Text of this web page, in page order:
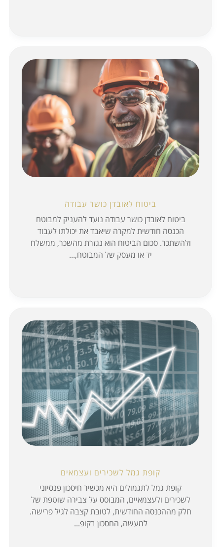
ביטוח לאובדן כושר עבודה
ביטוח לאובדן כושר עבודה נועד להעניק למבוטח
הכנסה חודשית למקרה שיאבד את יכולתו לעבוד
ולהשתכר. סכום הביטוח הוא נגזרת מהשכר, ממשלח
יד או מעסק של המבוטח,...
קופת גמל לשכירים ועצמאים
קופת גמל לתגמולים היא מכשיר חיסכון פנסיוני
לשכירים ולעצמאיים, המבוסס על צבירה שוטפת של
חלק מההכנסה החודשית, לטובת קצבה לגיל פרישה.
למעשה, החסכון בקופ...